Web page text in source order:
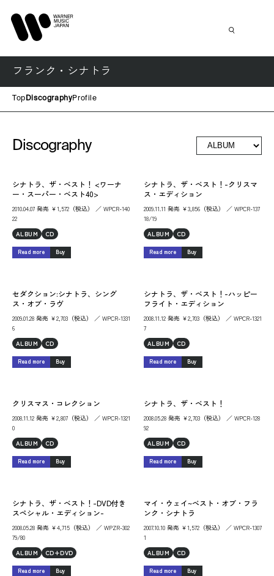
フランク・シナトラ
Top DiscographyProfile
Discography
シナトラ、ザ・ベスト！ <ワーナ
ー・スーパー・ベスト40>
2010.04.07 発売 ￥1,572（税込） ／ WPCR-140
22
ALBUM
CD
Read more Buy
シナトラ、ザ・ベスト！-クリスマ
ス・エディション
2009.11.11 発売 ￥3,856（税込） ／ WPCR-137
18/19
ALBUM
CD
Read more Buy
セダクション:シナトラ、シング
ス・オブ・ラヴ
2009.01.28 発売 ￥2,703（税込） ／ WPCR-1331
6
ALBUM
CD
Read more Buy
シナトラ、ザ・ベスト！-ハッピー
フライト・エディション
2008.11.12 発売 ￥2,703（税込） ／ WPCR-1321
7
ALBUM
CD
Read more Buy
クリスマス・コレクション
2008.11.12 発売 ￥2,807（税込） ／ WPCR-1321
0
ALBUM
CD
Read more Buy
シナトラ、ザ・ベスト！
2008.05.28 発売 ￥2,703（税込） ／ WPCR-128
92
ALBUM
CD
Read more Buy
シナトラ、ザ・ベスト！-DVD付き
スペシャル・エディション-
2008.05.28 発売 ￥4,715（税込） ／ WPZR-302
79/80
ALBUM
CD+DVD
Read more Buy
マイ・ウェイ~ベスト・オブ・フラ
ンク・シナトラ
2007.10.10 発売 ￥1,572（税込） ／ WPCR-1307
1
ALBUM
CD
Read more Buy